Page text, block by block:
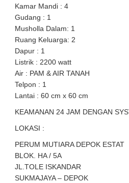
Kamar Mandi : 4
Gudang : 1
Musholla Dalam: 1
Ruang Keluarga: 2
Dapur : 1
Listrik : 2200 watt
Air : PAM & AIR TANAH
Telpon : 1
Lantai : 60 cm x 60 cm
KEAMANAN 24 JAM DENGAN
LOKASI :
PERUM MUTIARA DEPOK ESTAT
BLOK. HA / 5A
JL.TOLE ISKANDAR
SUKMAJAYA – DEPOK